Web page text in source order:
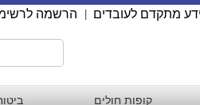
מתקדם לעובדים הרשמה
קופות חולים